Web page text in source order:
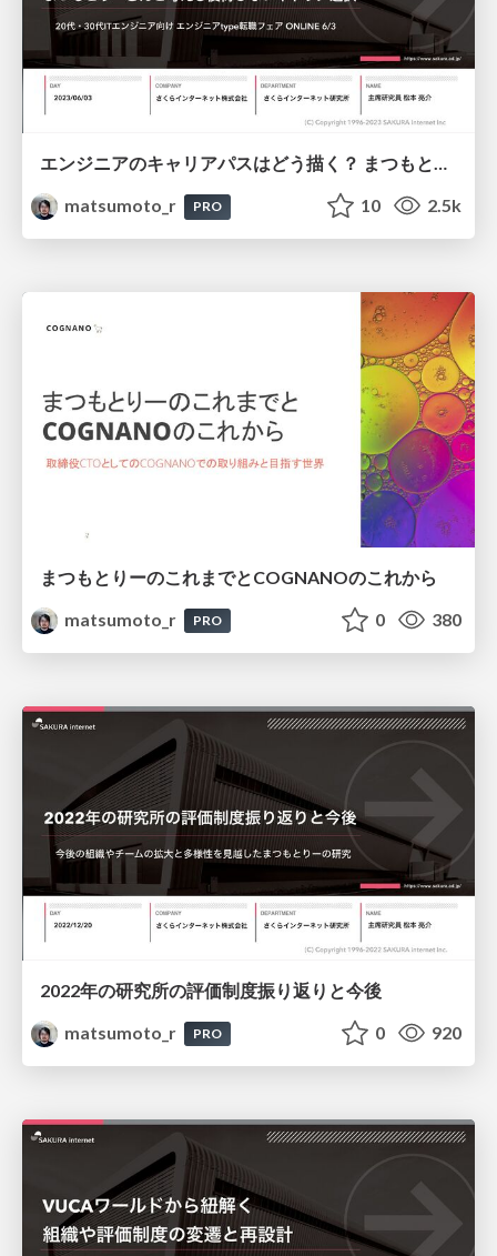
エンジニアのキャリアパスはどう描く？ まつもとりーさんと考える後悔しないキャリア選択
matsumoto_r
PRO 10 2.5k
まつもとりーのこれまでとCOGNANOのこれから
matsumoto_r
PRO 0 380
2022年の研究所の評価制度振り返りと今後
matsumoto_r
PRO 0 920